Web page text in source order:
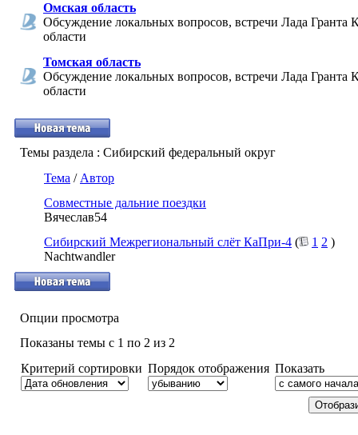
Омская область
Обсуждение локальных вопросов, встречи Лада Гранта
области
Томская область
Обсуждение локальных вопросов, встречи Лада Гранта
области
Темы раздела : Сибирский федеральный округ
Тема / Автор
Совместные дальние поездки
Вячеслав54
Сибирский Межрегиональный слёт КаПри-4 ( 1 2 )
Nachtwandler
Опции просмотра
Показаны темы с 1 по 2 из 2
Критерий сортировки Порядок отображения Показать